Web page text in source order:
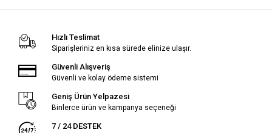
Hızlı Teslimat
Siparişleriniz en kısa sürede elinize ulaşır.
Güvenli Alışveriş
Güvenli ve kolay ödeme sistemi
Geniş Ürün Yelpazesi
Binlerce ürün ve kampanya seçeneği
7 / 24 DESTEK